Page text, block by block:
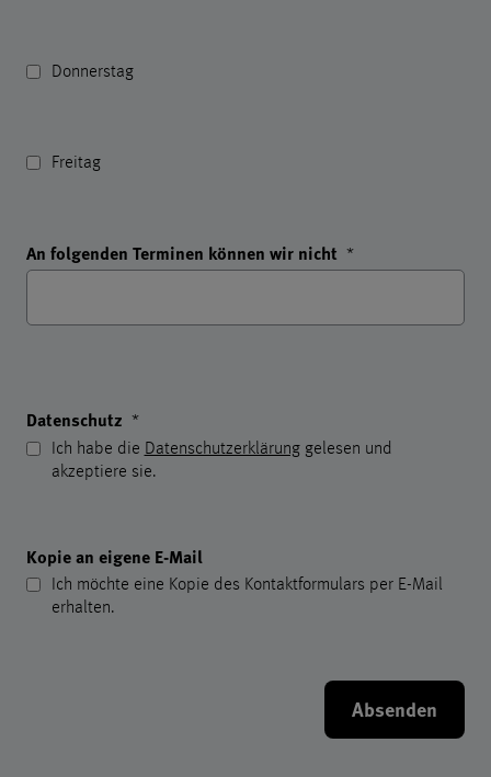
Donnerstag
Freitag
An folgenden Terminen können wir nicht *
Datenschutz *
Ich habe die Datenschutzerklärunggelesen und
akzeptiere sie.
Kopie an eigene E-Mail
Ich möchte eine Kopie des Kontaktformulars per E-Mail
erhalten.
Absenden